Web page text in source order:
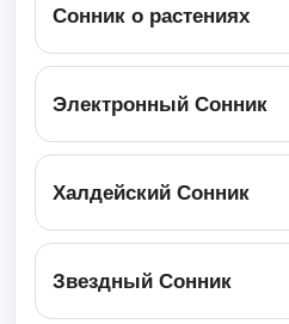
Сонник о растениях
Электронный Сонник
Халдейский Сонник
Звездный Сонник